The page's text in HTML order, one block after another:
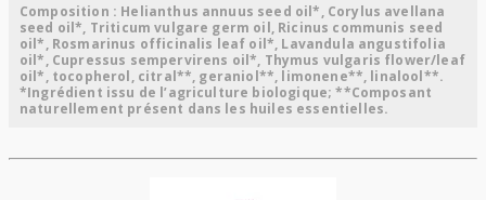
Composition : Helianthus annuus seed oil*, Corylus avellana
seed oil*, Triticum vulgare germ oil, Ricinus communis seed
oil*, Rosmarinus officinalis leaf oil*, Lavandula angustifolia
oil*, Cupressus sempervirens oil*, Thymus vulgaris flower/leaf
oil*, tocopherol, citral**, geraniol**, limonene**, linalool**.
*Ingrédient issu de l’agriculture biologique; **Composant
naturellement présent dans les huiles essentielles.